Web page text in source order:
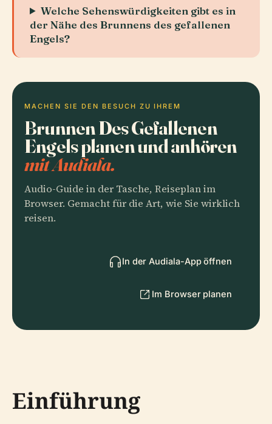
Welche Sehenswürdigkeiten gibt es in
der Nähe des Brunnens des gefallenen
Engels?
MACHEN SIE DEN BESUCH ZU IHREM
Brunnen Des Gefallenen
Engels planen und anhören
mit Audiala.
Audio-Guide in der Tasche, Reiseplan im
Browser. Gemacht für die Art, wie Sie wirklich
reisen.
In der Audiala-App öffnen
Im Browser planen
Einführung